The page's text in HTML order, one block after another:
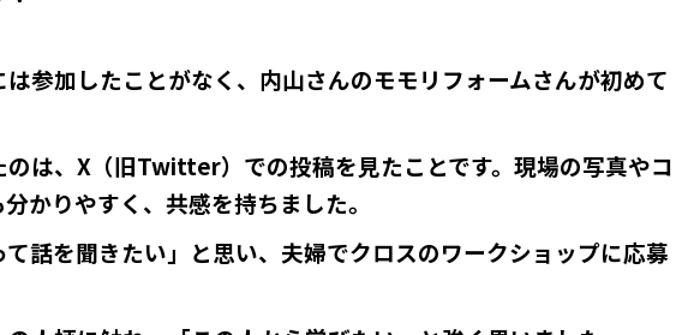
参加したことがなく、内山さんのモモリフォームさんが初めて
のは、X（旧Twitter）での投稿を見たことです。現場の写真やコ
かりやすく、共感を持ちました。
て話を聞きたい」と思い、夫婦でクロスのワークショップに応募